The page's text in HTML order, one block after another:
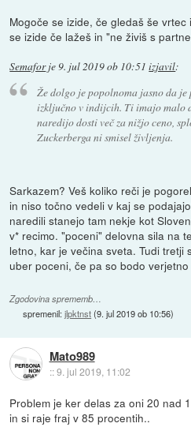
Mogoče se izide, če gledaš še
se izide če lažeš in "ne živiš s
Semaforje9. jul 2019 ob 10:51 izjavil:
Že dolgo je popolnoma jasno da
izključno v indijcih. Ti imajo malo
naredijo dosti več za nižjo ceno,
Zuckerberga ni smisel življenja.
Sarkazem? Veš koliko reči je
in niso točno vedeli v kaj se
naredili stanejo tam nekje kot
v* recimo. "poceni" delovna sila na
letno, kar je večina sveta. Tudi tretji
uber poceni, če pa so bodo
Zgodovina sprememb…
spremenil:jlpktnst(9. jul 2019 ob 10:56)
Mato989
::9. jul 2019, 11:02
Problem je ker delas za oni 20 nad
in si raje fraj v 85 procentih..